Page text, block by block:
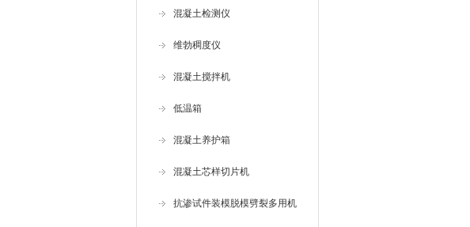
混凝土检测仪
维勃稠度仪
混凝土搅拌机
低温箱
混凝土养护箱
混凝土芯样切片机
抗渗试件装模脱模劈裂多用机